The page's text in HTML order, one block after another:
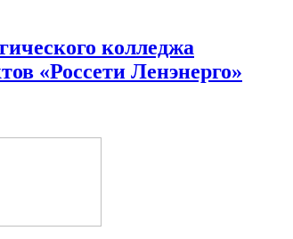
колледжа
«Россети Ленэнерго»